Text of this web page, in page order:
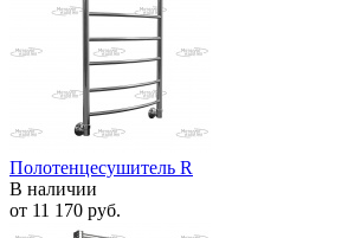
Полотенцесушитель R
В наличии
от 11 170 руб.